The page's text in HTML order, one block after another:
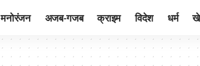
मनोरंजन अजब-गजब क्राइम विदेश धर्म